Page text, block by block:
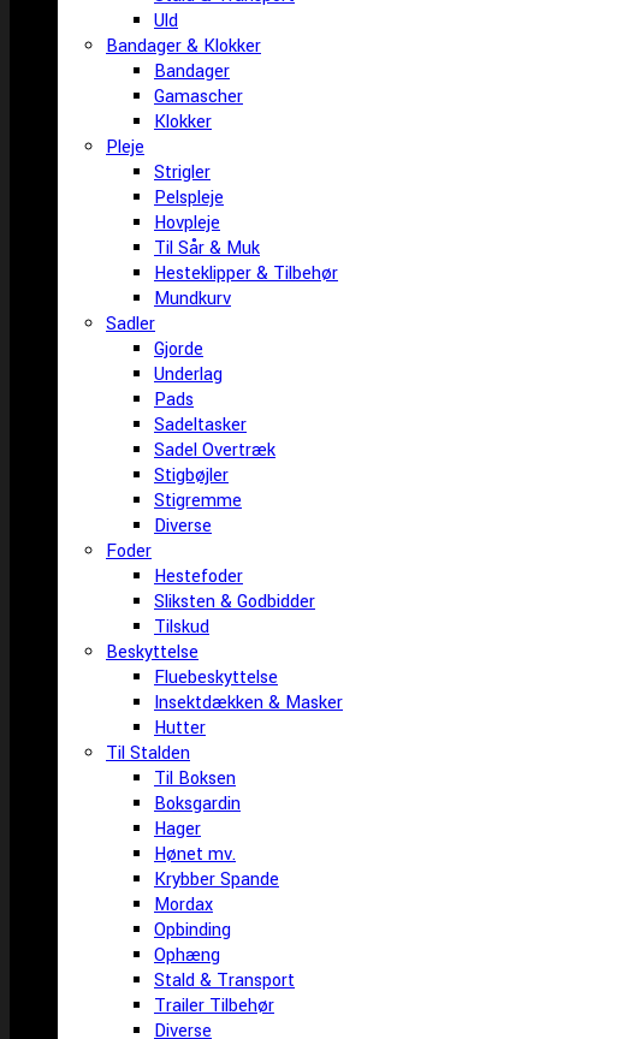
Uld
Bandager & Klokker
Bandager
Gamascher
Klokker
Pleje
Strigler
Pelspleje
Hovpleje
Til Sår & Muk
Hesteklipper & Tilbehør
Mundkurv
Sadler
Gjorde
Underlag
Pads
Sadeltasker
Sadel Overtræk
Stigbøjler
Stigremme
Diverse
Foder
Hestefoder
Sliksten & Godbidder
Tilskud
Beskyttelse
Fluebeskyttelse
Insektdækken & Masker
Hutter
Til Stalden
Til Boksen
Boksgardin
Hager
Hønet mv.
Krybber Spande
Mordax
Opbinding
Ophæng
Stald & Transport
Trailer Tilbehør
Diverse